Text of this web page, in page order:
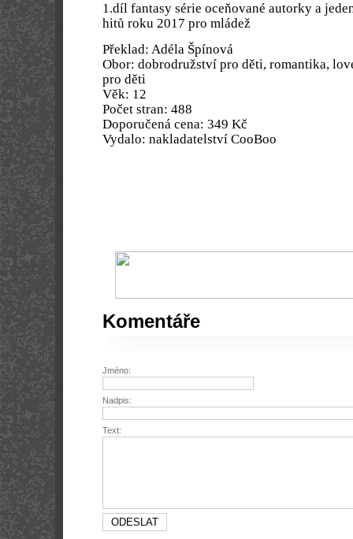
1.díl fantasy série oceňované autorky a
hitů roku 2017 pro mládež
Překlad: Adéla Špínová
Obor: dobrodružství pro děti, romantika,
pro děti
Věk: 12
Počet stran: 488
Doporučená cena: 349 Kč
Vydalo: nakladatelství CooBoo
Komentáře
Jméno:
Nadpis:
Text: